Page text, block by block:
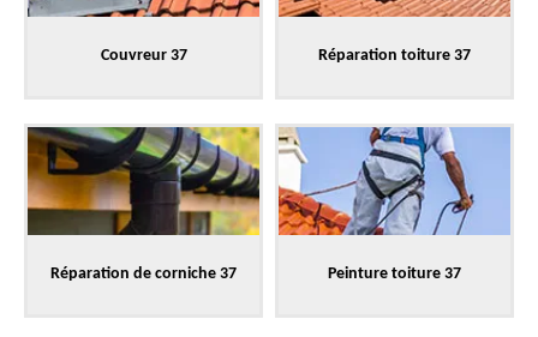
Couvreur 37 Réparation toiture 37
Réparation de corniche 37 Peinture toiture 37